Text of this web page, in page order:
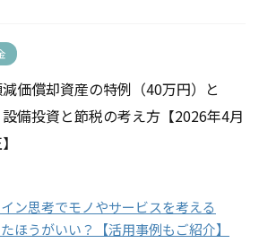
価償却資産の特例（40万円）と
備投資と節税の考え方【2026年4月
ン思考でモノやサービスを考える
ほうがいい？【活用事例もご紹介】